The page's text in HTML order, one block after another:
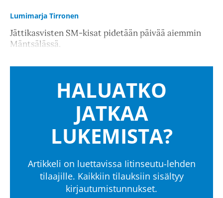
Lumimarja Tirronen
Jättikasvisten SM-kisat pidetään päivää aiemmin
Mäntsälässä.
HALUATKO
JATKAA
LUKEMISTA?
Artikkeli on luettavissa Iitinseutu-lehden
tilaajille. Kaikkiin tilauksiin sisältyy
kirjautumistunnukset.